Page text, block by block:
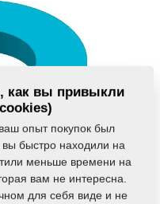
как вы привыкли
опыт покупок был
быстро находили на
меньше времени на
вам не интересна.
для себя виде и не